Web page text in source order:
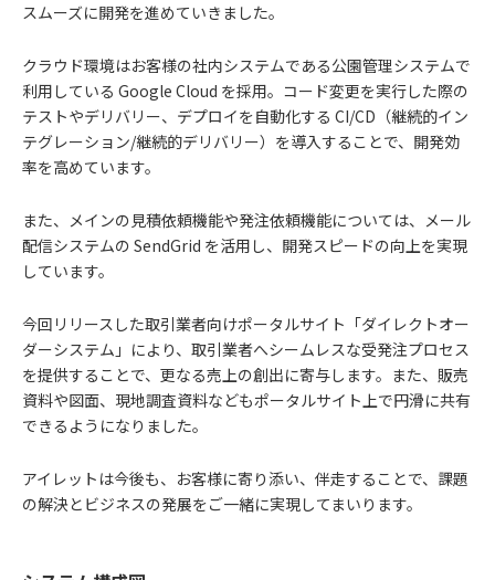
スムーズに開発を進めていきました。
クラウド環境はお客様の社内システムである公園管理システムで
利用している Google Cloud を採用。コード変更を実行した際の
テストやデリバリー、デプロイを自動化する CI/CD（継続的イン
テグレーション/継続的デリバリー）を導入することで、開発効
率を高めています。
また、メインの見積依頼機能や発注依頼機能については、メール
配信システムの SendGrid を活用し、開発スピードの向上を実現
しています。
今回リリースした取引業者向けポータルサイト「ダイレクトオー
ダーシステム」により、取引業者へシームレスな受発注プロセス
を提供することで、更なる売上の創出に寄与します。また、販売
資料や図面、現地調査資料などもポータルサイト上で円滑に共有
できるようになりました。
アイレットは今後も、お客様に寄り添い、伴走することで、課題
の解決とビジネスの発展をご一緒に実現してまいります。